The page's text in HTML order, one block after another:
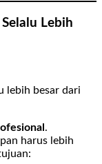
Lebih
lebih besar dari
.
harus lebih